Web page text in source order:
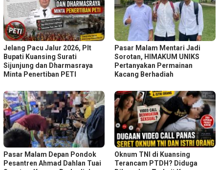
Jelang Pacu Jalur 2026, Plt
Bupati Kuansing Surati
Sijunjung dan Dharmasraya
Minta Penertiban PETI
Pasar Malam Mentari Jadi
Sorotan, HIMAKUM UNIKS
Pertanyakan Permainan
Kacang Berhadiah
Pasar Malam Depan Pondok
Pesantren Ahmad Dahlan Tuai
Oknum TNI di Kuansing
Terancam PTDH? Diduga